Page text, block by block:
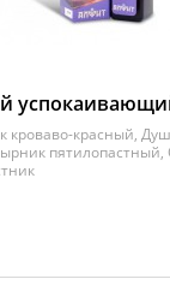
кроваво-красный,